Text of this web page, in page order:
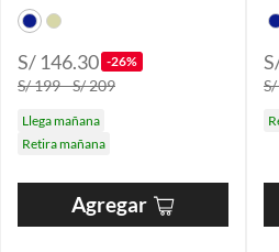
S/ 146.30 -26%
S/ 199 - S/ 209
Llega mañana
Retira mañana
Agregar